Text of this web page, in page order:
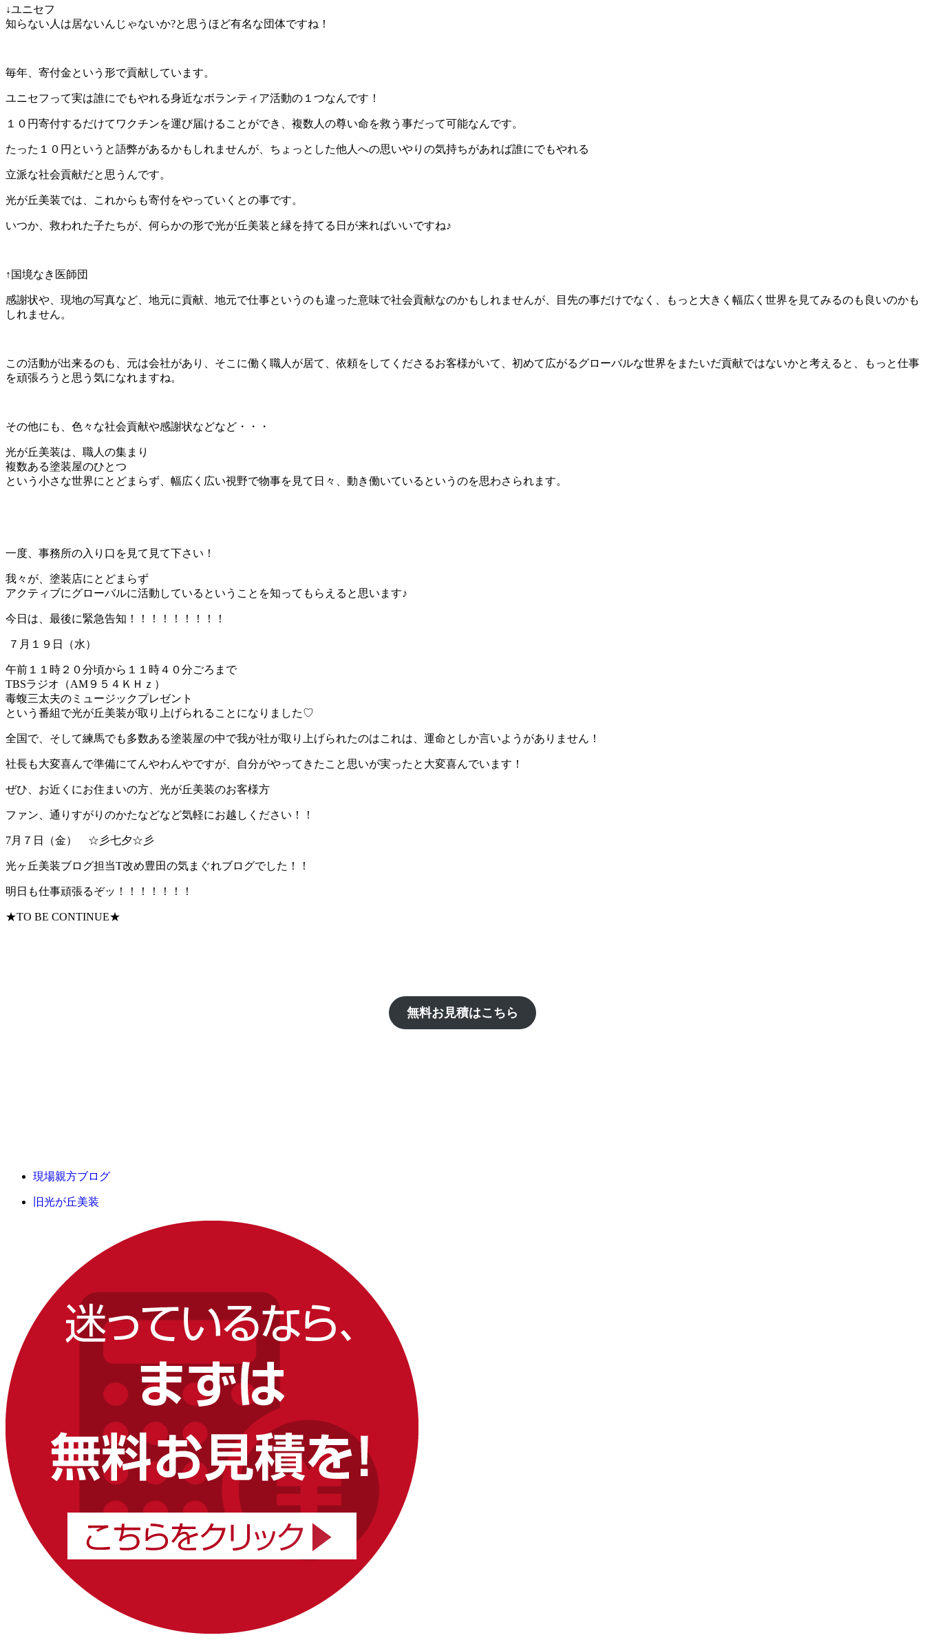
↓ユニセフ
知らない人は居ないんじゃないか?と思うほど有名な団体ですね！
毎年、寄付金という形で貢献しています。
ユニセフって実は誰にでもやれる身近なボランティア活動の１つなんです！
１０円寄付するだけてワクチンを運び届けることができ、複数人の尊い命を救う事だって可能なんです。
たった１０円というと語弊があるかもしれませんが、ちょっとした他人への思いやりの気持ちがあれば誰にでもやれる
立派な社会貢献だと思うんです。
光が丘美装では、これからも寄付をやっていくとの事です。
いつか、救われた子たちが、何らかの形で光が丘美装と縁を持てる日が来ればいいですね♪
↑国境なき医師団
感謝状や、現地の写真など、地元に貢献、地元で仕事というのも違った意味で社会貢献なのかもしれませんが、目先の事だけでなく、もっと大きく幅広く世界を見てみるのも良いのかも
しれません。
この活動が出来るのも、元は会社があり、そこに働く職人が居て、依頼をしてくださるお客様がいて、初めて広がるグローバルな世界をまたいだ貢献ではないかと考えると、もっと仕事
を頑張ろうと思う気になれますね。
その他にも、色々な社会貢献や感謝状などなど・・・
光が丘美装は、職人の集まり
複数ある塗装屋のひとつ
という小さな世界にとどまらず、幅広く広い視野で物事を見て日々、動き働いているというのを思わさられます。
一度、事務所の入り口を見て見て下さい！
我々が、塗装店にとどまらず
アクティブにグローバルに活動しているということを知ってもらえると思います♪
今日は、最後に緊急告知！！！！！！！！！
７月１９日（水）
午前１１時２０分頃から１１時４０分ごろまで
TBSラジオ（AM９５４ＫＨｚ）
毒蝮三太夫のミュージックプレゼント
という番組で光が丘美装が取り上げられることになりました♡
全国で、そして練馬でも多数ある塗装屋の中で我が社が取り上げられたのはこれは、運命としか言いようがありません！
社長も大変喜んで準備にてんやわんやですが、自分がやってきたこと思いが実ったと大変喜んでいます！
ぜひ、お近くにお住まいの方、光が丘美装のお客様方
ファン、通りすがりのかたなどなど気軽にお越しください！！
7月７日（金） ☆彡七夕☆彡
光ヶ丘美装ブログ担当T改め豊田の気まぐれブログでした！！
明日も仕事頑張るぞッ！！！！！！！
★TO BE CONTINUE★
無料お見積はこちら
現場親方ブログ
旧光が丘美装